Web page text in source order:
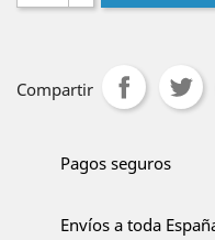
Compartir
Pagos seguros
Envíos a toda